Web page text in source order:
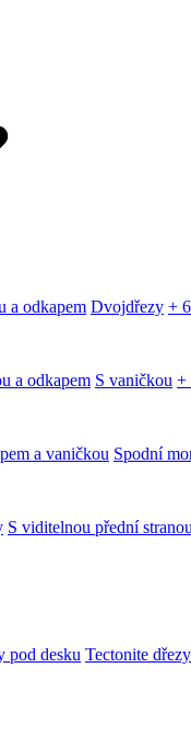
a odkapem Dvojdřezy +
a odkapem S vaničkou +
a vaničkou Spodní
S viditelnou přední stranou
pod desku Tectonite